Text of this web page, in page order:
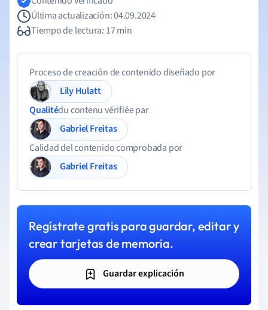
Última actualización: 04.09.2024
Tiempo de lectura: 17 min
Proceso de creación de contenido diseñado por
Lily Hulatt
Qualitédu contenu vérifiée par
Gabriel Freitas
Calidad del contenido comprobada por
Gabriel Freitas
Regístrate gratis para guardar, editar y
crear tarjetas de memoria.
Guardar explicación